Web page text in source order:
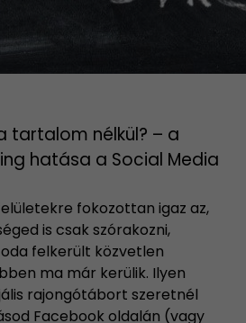
tartalom nélkül? – a
hatása a Social Media
fokozottan igaz az,
is csak szórakozni,
felkerült közvetlen
ma már kerülik. Ilyen
rajongótábort szeretnél
Facebook oldalán (vagy